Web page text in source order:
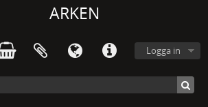
ARKEN
Logga in